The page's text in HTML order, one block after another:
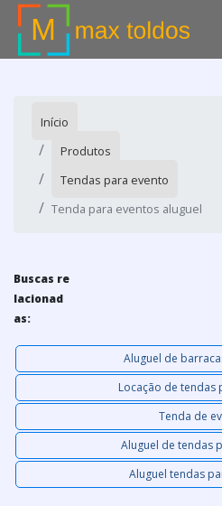
Início
Produtos
Tendas para evento
Tenda para eventos aluguel
Buscas re
lacionad
as:
Aluguel de
Locação de tendas
Tenda de
Aluguel de tendas
Aluguel tendas